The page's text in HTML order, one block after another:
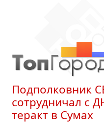
Подполковник
сотрудничал с
теракт в Сумах